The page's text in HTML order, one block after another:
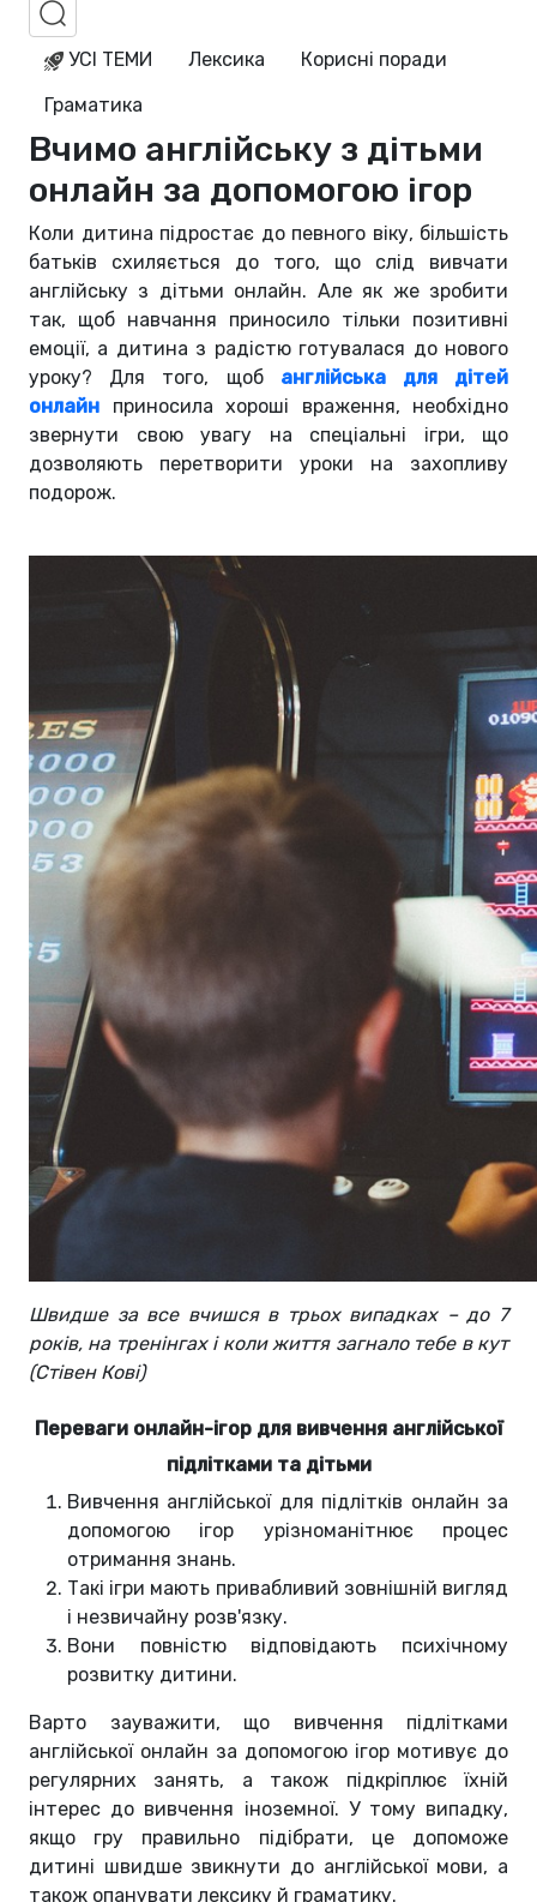
УСІ ТЕМИ Лексика
Корисні поради
Граматика
Вчимо англійську з дітьми
онлайн за допомогою ігор
Коли дитина підростає до певного віку, більшість
батьків схиляється до того, що слід вивчати
англійську з дітьми онлайн. Але як же зробити
так, щоб навчання приносило тільки позитивні
емоції, а дитина з радістю готувалася до нового
уроку? Для того, щоб англійська для дітей
онлайн приносила хороші враження, необхідно
звернути свою увагу на спеціальні ігри, що
дозволяють перетворити уроки на захопливу
подорож.
Швидше за все вчишся в трьох випадках – до 7
років, на тренінгах і коли життя загнало тебе в кут
(Стівен Кові)
Переваги онлайн-ігор для вивчення англійської
підлітками та дітьми
Вивчення англійської для підлітків онлайн за
допомогою ігор урізноманітнює процес
отримання знань.
Такі ігри мають привабливий зовнішній вигляд
і незвичайну розв'язку.
Вони повністю відповідають психічному
розвитку дитини.
Варто зауважити, що вивчення підлітками
англійської онлайн за допомогою ігор мотивує до
регулярних занять, а також підкріплює їхній
інтерес до вивчення іноземної. У тому випадку,
якщо гру правильно підібрати, це допоможе
дитині швидше звикнути до англійської мови, а
також опанувати лексику й граматику.